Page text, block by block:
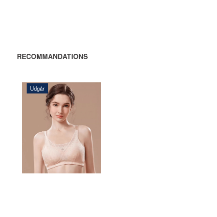
RECOMMANDATIONS
Udgår
336,00 DKK
AJOUTER
AU
PANIER